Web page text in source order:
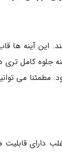
این آینه ها
کامل تری
می
دارای